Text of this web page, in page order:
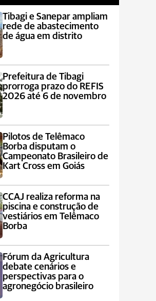
Tibagi e Sanepar ampliam
rede de abastecimento
de água em distrito
Prefeitura de Tibagi
prorroga prazo do REFIS
2026 até 6 de novembro
Pilotos de Telêmaco
Borba disputam o
Campeonato Brasileiro de
Kart Cross em Goiás
CCAJ realiza reforma na
piscina e construção de
vestiários em Telêmaco
Borba
Fórum da Agricultura
debate cenários e
perspectivas para o
agronegócio brasileiro